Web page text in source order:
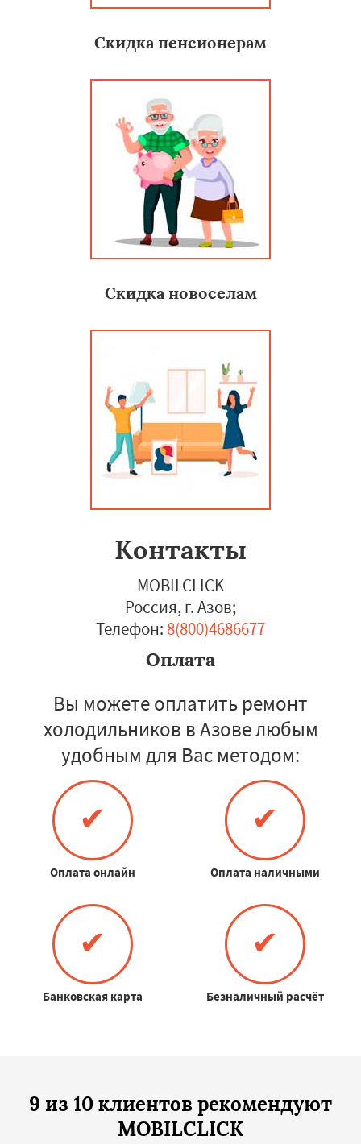
Скидка пенсионерам
Скидка новоселам
Контакты
MOBILCLICK
Россия, г. Азов;
Телефон: 8(800)4686677
Оплата
Вы можете оплатить ремонт
холодильников в Азове любым
удобным для Вас методом:
✔
Оплата онлайн
✔
Оплата наличными
✔
Банковская карта
✔
Безналичный расчёт
9 из 10 клиентов рекомендуют
MOBILCLICK